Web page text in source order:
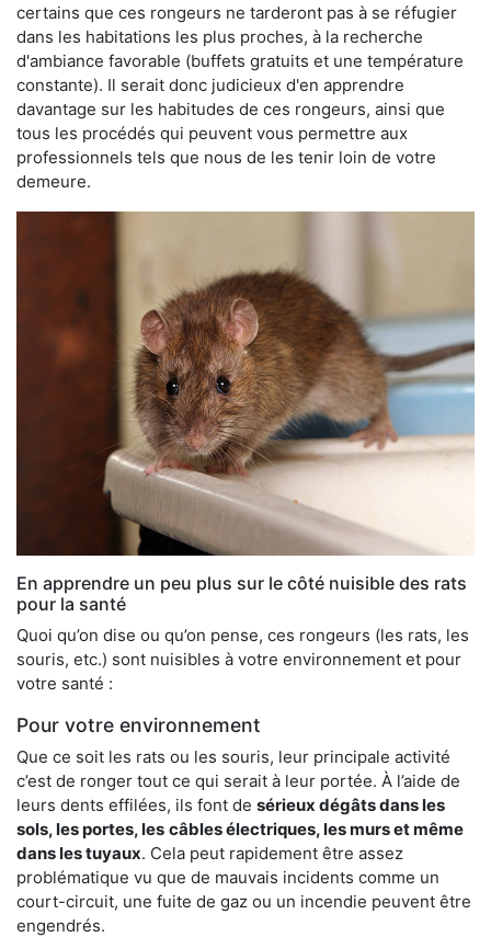
certains que ces rongeurs ne tarderont pas à se réfugier
dans les habitations les plus proches, à la recherche
d'ambiance favorable (buffets gratuits et une température
constante). Il serait donc judicieux d'en apprendre
davantage sur les habitudes de ces rongeurs, ainsi que
tous les procédés qui peuvent vous permettre aux
professionnels tels que nous de les tenir loin de votre
demeure.
En apprendre un peu plus sur le côté nuisible des rats
pour la santé
Quoi qu’on dise ou qu’on pense, ces rongeurs (les rats, les
souris, etc.) sont nuisibles à votre environnement et pour
votre santé :
Pour votre environnement
Que ce soit les rats ou les souris, leur principale activité
c’est de ronger tout ce qui serait à leur portée. À l’aide de
leurs dents effilées, ils font de sérieux dégâts dans les
sols, les portes, les câbles électriques, les murs et même
dans les tuyaux. Cela peut rapidement être assez
problématique vu que de mauvais incidents comme un
court-circuit, une fuite de gaz ou un incendie peuvent être
engendrés.